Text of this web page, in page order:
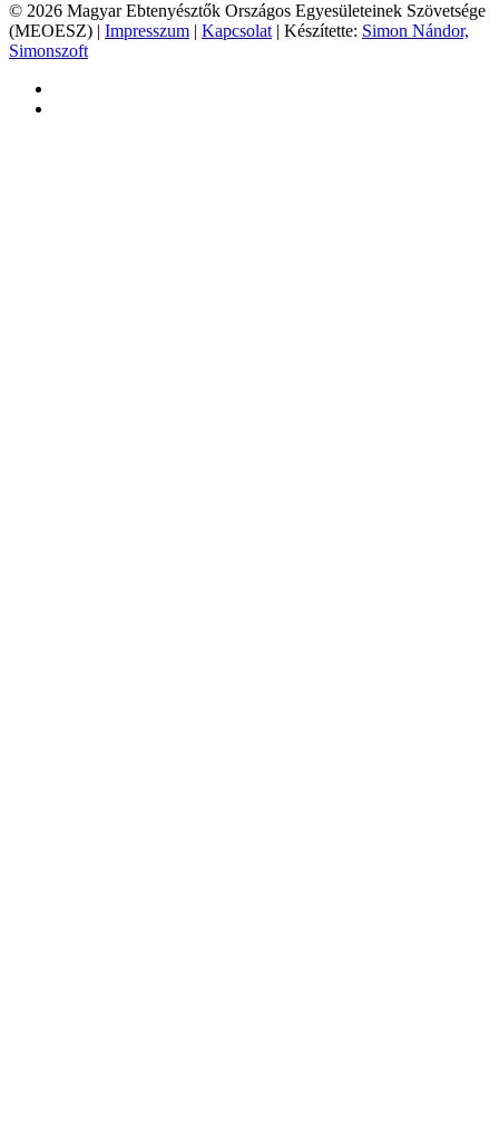
© 2026 Magyar Ebtenyésztők Országos Egyesületeinek Szövetsége
(MEOESZ) | Impresszum | Kapcsolat | Készítette: Simon Nándor,
Simonszoft